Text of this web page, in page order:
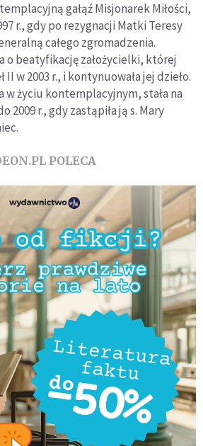
gałąź Misjonarek Miłości,
r., gdy po rezygnacji Matki Teresy
całego zgromadzenia.
o beatyfikację założycielki, której
II w 2003 r., i kontynuowała jej dzieło.
w życiu kontemplacyjnym, stała na
2009 r., gdy zastąpiła ją s. Mary
POLECA